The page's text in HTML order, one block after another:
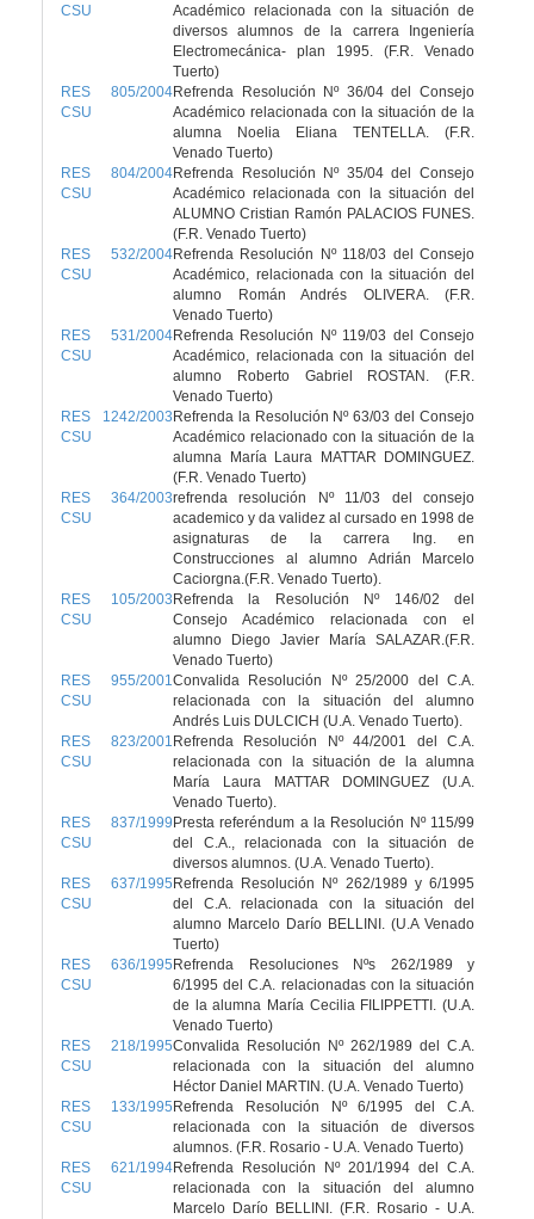
CSU
Académico relacionada con la situación de
diversos alumnos de la carrera Ingeniería
Electromecánica- plan 1995. (F.R. Venado
Tuerto)
RES 805/2004
CSU
Refrenda Resolución Nº 36/04 del Consejo
Académico relacionada con la situación de la
alumna Noelia Eliana TENTELLA. (F.R.
Venado Tuerto)
RES 804/2004
CSU
Refrenda Resolución Nº 35/04 del Consejo
Académico relacionada con la situación del
ALUMNO Cristian Ramón PALACIOS FUNES.
(F.R. Venado Tuerto)
RES 532/2004
CSU
Refrenda Resolución Nº 118/03 del Consejo
Académico, relacionada con la situación del
alumno Román Andrés OLIVERA. (F.R.
Venado Tuerto)
RES 531/2004
CSU
Refrenda Resolución Nº 119/03 del Consejo
Académico, relacionada con la situación del
alumno Roberto Gabriel ROSTAN. (F.R.
Venado Tuerto)
RES 1242/2003
CSU
Refrenda la Resolución Nº 63/03 del Consejo
Académico relacionado con la situación de la
alumna María Laura MATTAR DOMINGUEZ.
(F.R. Venado Tuerto)
RES 364/2003
CSU
refrenda resolución Nº 11/03 del consejo
academico y da validez al cursado en 1998 de
asignaturas de la carrera Ing. en
Construcciones al alumno Adrián Marcelo
Caciorgna.(F.R. Venado Tuerto).
RES 105/2003
CSU
Refrenda la Resolución Nº 146/02 del
Consejo Académico relacionada con el
alumno Diego Javier María SALAZAR.(F.R.
Venado Tuerto)
RES 955/2001
CSU
Convalida Resolución Nº 25/2000 del C.A.
relacionada con la situación del alumno
Andrés Luis DULCICH (U.A. Venado Tuerto).
RES 823/2001
CSU
Refrenda Resolución Nº 44/2001 del C.A.
relacionada con la situación de la alumna
María Laura MATTAR DOMINGUEZ (U.A.
Venado Tuerto).
RES 837/1999
CSU
Presta referéndum a la Resolución Nº 115/99
del C.A., relacionada con la situación de
diversos alumnos. (U.A. Venado Tuerto).
RES 637/1995
CSU
Refrenda Resolución Nº 262/1989 y 6/1995
del C.A. relacionada con la situación del
alumno Marcelo Darío BELLINI. (U.A Venado
Tuerto)
RES 636/1995
CSU
Refrenda Resoluciones Nºs 262/1989 y
6/1995 del C.A. relacionadas con la situación
de la alumna María Cecilia FILIPPETTI. (U.A.
Venado Tuerto)
RES 218/1995
CSU
Convalida Resolución Nº 262/1989 del C.A.
relacionada con la situación del alumno
Héctor Daniel MARTIN. (U.A. Venado Tuerto)
RES 133/1995
CSU
Refrenda Resolución Nº 6/1995 del C.A.
relacionada con la situación de diversos
alumnos. (F.R. Rosario - U.A. Venado Tuerto)
RES 621/1994
CSU
Refrenda Resolución Nº 201/1994 del C.A.
relacionada con la situación del alumno
Marcelo Darío BELLINI. (F.R. Rosario - U.A.